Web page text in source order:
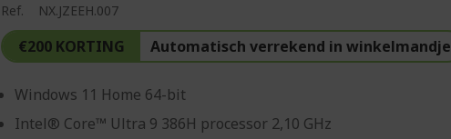
Ref. NX.JZEEH.007
€200 KORTING Automatisch verrekend in winkelmandje
Windows 11 Home 64-bit
Intel® Core™ Ultra 9 386H processor 2,10 GHz